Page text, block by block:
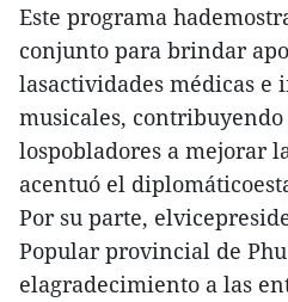
Este programa
conjunto para brindar
lasactividades médicas e
musicales,
lospobladores a mejorar
acentuó el
Por su parte,
Popular provincial de
elagradecimiento a las